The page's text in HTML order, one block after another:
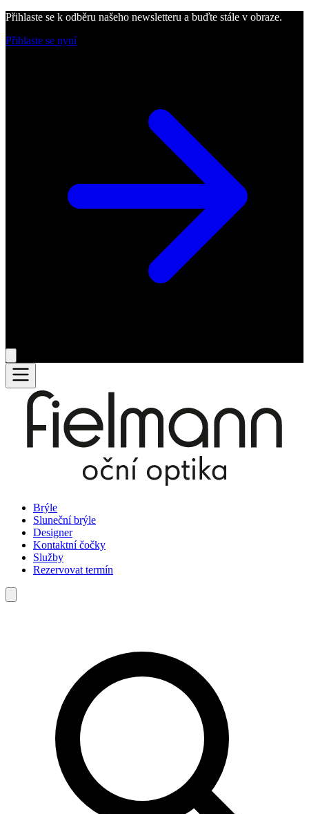
Přihlaste se k odběru našeho newsletteru a buďte stále v obraze.
Přihlaste se nyní
Brýle
Sluneční brýle
Designer
Kontaktní čočky
Služby
Rezervovat termín